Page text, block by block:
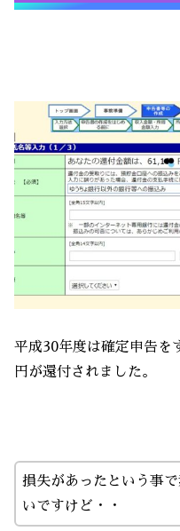
平成30年度は確定申告を
円が還付されました。
損失があったという事
いですけど・・